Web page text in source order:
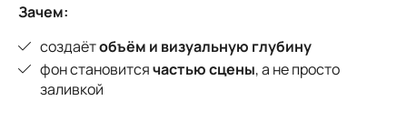
Зачем:
создаётобъём и визуальную глубину
фон становитсячастью сцены, а не просто
заливкой